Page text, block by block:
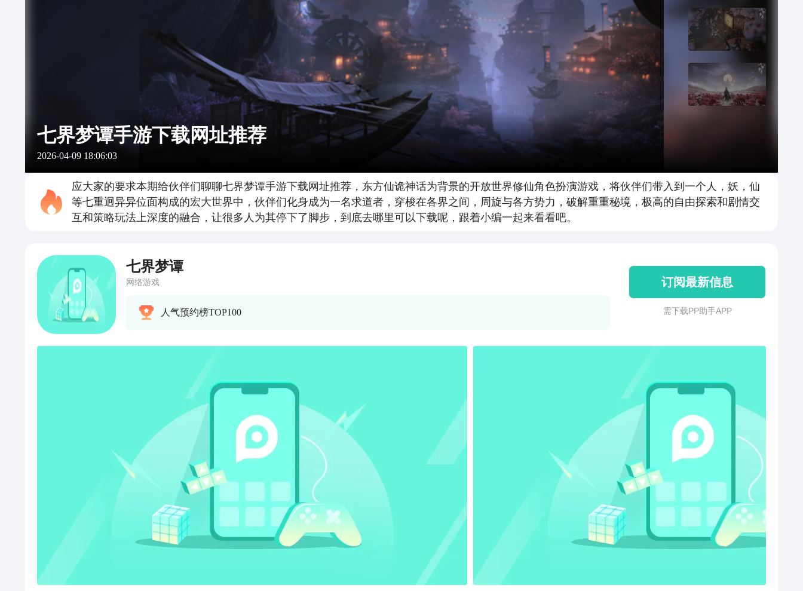
七界梦谭手游下载网址推荐
2026-04-09 18:06:03
应大家的要求本期给伙伴们聊聊七界梦谭手游下载网址推荐，东方仙诡神话为背景的开放世界修仙角色扮演游戏，将伙伴们带入到一个人，妖，仙
等七重迥异异位面构成的宏大世界中，伙伴们化身成为一名求道者，穿梭在各界之间，周旋与各方势力，破解重重秘境，极高的自由探索和剧情交
互和策略玩法上深度的融合，让很多人为其停下了脚步，到底去哪里可以下载呢，跟着小编一起来看看吧。
七界梦谭
网络游戏
人气预约榜TOP100
订阅最新信息
需 下 载 P P 助 手 A P P